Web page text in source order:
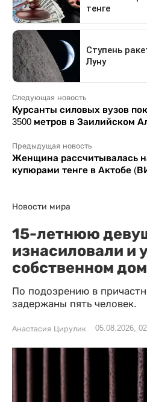
Следующая новость
Курсанты силовых вузов
3500 метров в Заилийском
Предыдущая новость
Женщина рассчитывалась
купюрами тенге в Актобе
Новости мира
15-летнюю
изнасиловали и
собственном
По подозрению в
задержаны пять человек.
Анастасия Цирулик 05.08.2026,